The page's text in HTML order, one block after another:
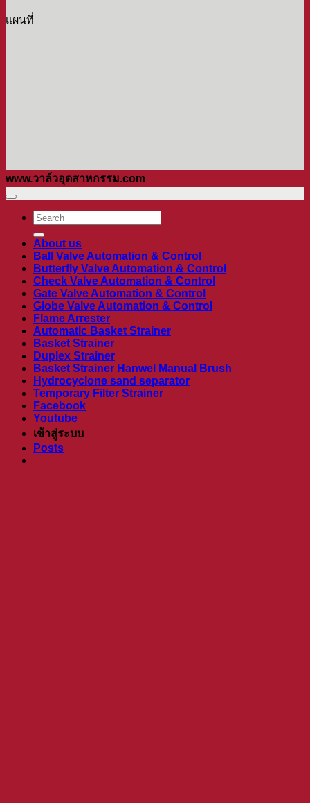
เเผนที่
www.วาล์วอุตสาหกรรม.com
ค้นหา:
About us
Ball Valve Automation & Control
Butterfly Valve Automation & Control
Check Valve Automation & Control
Gate Valve Automation & Control
Globe Valve Automation & Control
Flame Arrester
Automatic Basket Strainer
Basket Strainer
Duplex Strainer
Basket Strainer Hanwel Manual Brush
Hydrocyclone sand separator
Temporary Filter Strainer
Facebook
Youtube
เข้าสู่ระบบ
Posts